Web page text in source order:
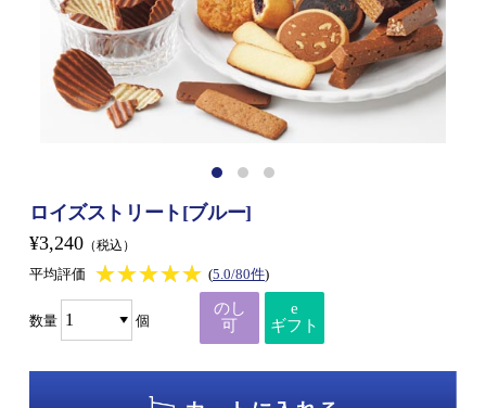
ロイズストリート[ブルー]
¥3,240 （税込）
平均評価 ★★★★★
★★★★★ (5.0/80件)
数量 個
のし
可
e
ギフト